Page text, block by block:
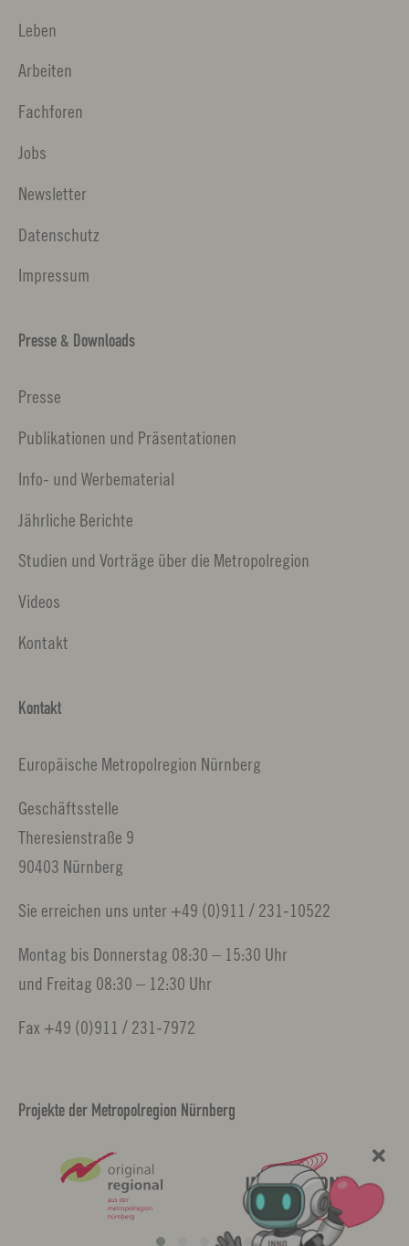
Leben
Arbeiten
Fachforen
Jobs
Newsletter
Datenschutz
Impressum
Presse & Downloads
Presse
Publikationen und Präsentationen
Info- und Werbematerial
Jährliche Berichte
Studien und Vorträge über die Metropolregion
Videos
Kontakt
Kontakt
Europäische Metropolregion Nürnberg
Geschäftsstelle
Theresienstraße 9
90403 Nürnberg
Sie erreichen uns unter +49 (0)911 / 231-10522
Montag bis Donnerstag 08:30 – 15:30 Uhr
und Freitag 08:30 – 12:30 Uhr
Fax +49 (0)911 / 231-7972
Projekte der Metropolregion Nürnberg